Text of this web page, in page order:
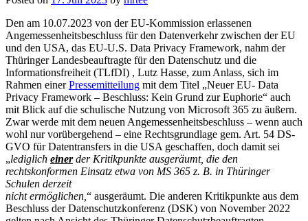
Den am 10.07.2023 von der EU-Kommission erlassenen
Angemessenheitsbeschluss für den Datenverkehr zwischen der EU
und den USA, das EU-U.S. Data Privacy Framework, nahm der
Thüringer Landesbeauftragte für den Datenschutz und die
Informationsfreiheit (TLfDI) , Lutz Hasse, zum Anlass, sich im
Rahmen einerPressemitteilung mit dem Titel „Neuer EU- Data
Privacy Framework – Beschluss: Kein Grund zur Euphorie“ auch
mit Blick auf die schulische Nutzung von Microsoft 365 zu äußern.
Zwar werde mit dem neuen Angemessenheitsbeschluss – wenn auch
wohl nur vorübergehend – eine Rechtsgrundlage gem. Art. 54 DS-
GVO für Datentransfers in die USA geschaffen, doch damit sei
„lediglich einerder Kritikpunkte ausgeräumt, die den
rechtskonformen Einsatz etwa von MS 365 z. B. in Thüringer
Schulen derzeit
nicht ermöglichen, “ ausgeräumt. Die anderen Kritikpunkte aus dem
Beschluss der Datenschutzkonferenz (DSK) von November 2022